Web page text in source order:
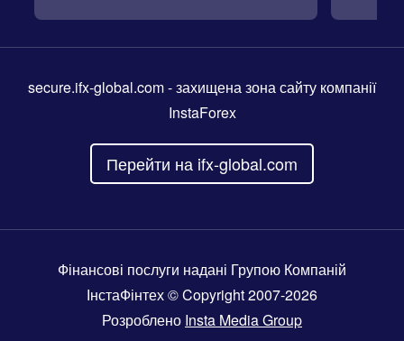
secure.ifx-global.com- захищена зона сайту компанії
InstaForex
Перейти на ifx-global.com
Фінансові послуги надані Групою Компаній
ІнстаФінтех © Copyright 2007-2026
Розроблено Insta Media Group